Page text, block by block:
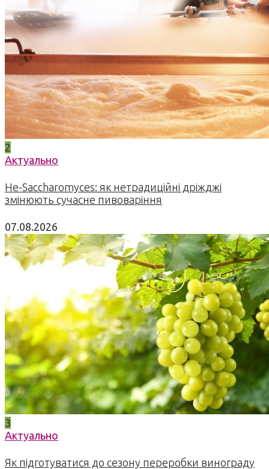
2
Актуально
Не-Saccharomyces: як нетрадиційні дріжджі
змінюють сучасне пивоваріння
07.08.2026
3
Актуально
Як підготуватися до сезону переробки винограду